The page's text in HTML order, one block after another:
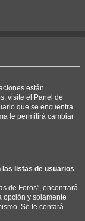
están
visite el Panel de
que se encuentra
le permitirá cambiar
las listas de usuarios
de Foros”, encontrará
opción y solamente
Se le contará